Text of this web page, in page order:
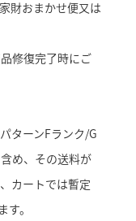
財おまかせ便又は
修復完了時にご
ターンFランク/G
め、その送料が
カートでは暫定
。